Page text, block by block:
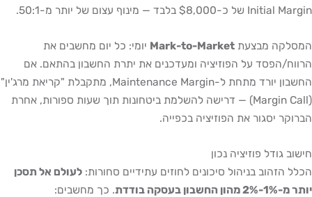
Initial Margin של כ-$8,000 בלבד — מינוף עצום של יותר מ-50:1.
המסלקה מבצעת Mark-to-Market יומי: כל יום מחשבים את
הרווח/הפסד על הפוזיציה ומעדכנים את יתרת החשבון בהתאם. אם
החשבון יורד מתחת ל-Maintenance Margin, מתקבלת "קריאת מרג'ין"
(Margin Call) — דרישה להשלמת ביטחונות תוך שעות ספורות, אחרת
הברוקר יסגור את הפוזיציה בכפייה.
חישוב גודל פוזיציה נכון
הכלל הזהוב בניהול סיכונים לחוזים עתידיים סחורות: לעולם אל תסכן
יותר מ-1%-2% מהון החשבון בעסקה בודדת
. כך מחשבים: